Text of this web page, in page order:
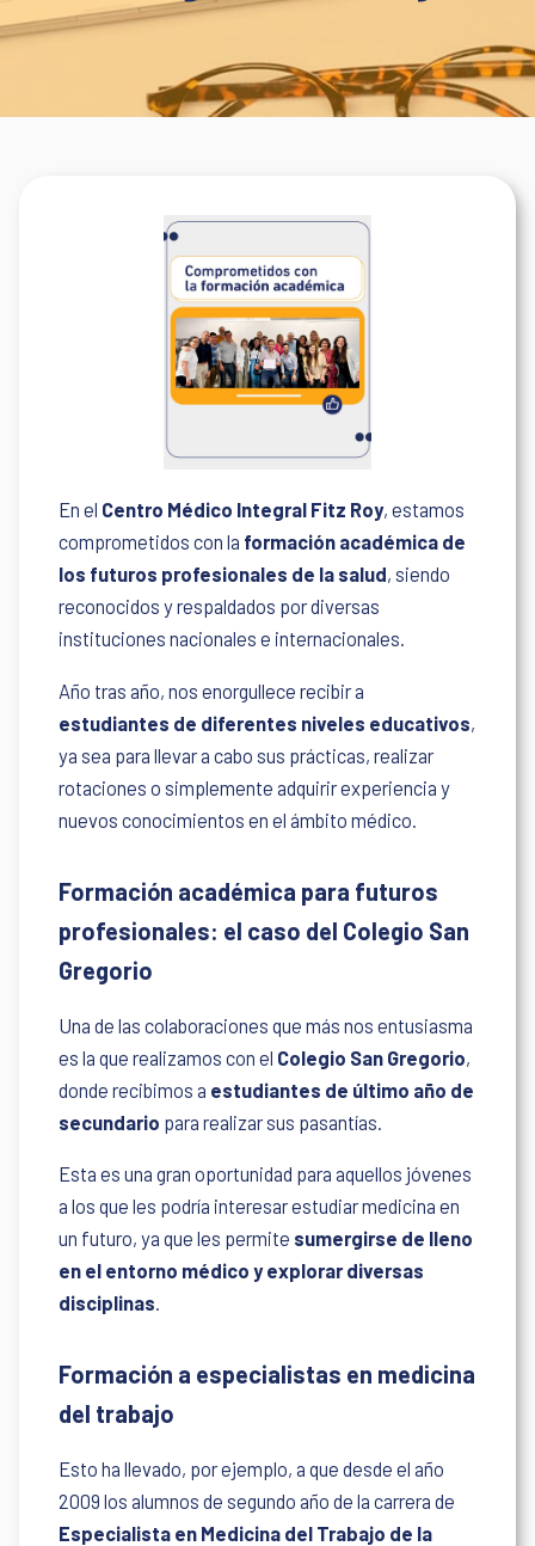
En el Centro Médico Integral Fitz Roy, estamos
comprometidos con la formación académica de
los futuros profesionales de la salud, siendo
reconocidos y respaldados por diversas
instituciones nacionales e internacionales.
Año tras año, nos enorgullece recibir a
estudiantes de diferentes niveles educativos,
ya sea para llevar a cabo sus prácticas, realizar
rotaciones o simplemente adquirir experiencia y
nuevos conocimientos en el ámbito médico.
Formación académica para futuros
profesionales: el caso del Colegio San
Gregorio
Una de las colaboraciones que más nos entusiasma
es la que realizamos con el Colegio San Gregorio,
donde recibimos a estudiantes de último año de
secundario para realizar sus pasantías.
Esta es una gran oportunidad para aquellos jóvenes
a los que les podría interesar estudiar medicina en
un futuro, ya que les permite sumergirse de lleno
en el entorno médico y explorar diversas
disciplinas.
Formación a especialistas en medicina
del trabajo
Esto ha llevado, por ejemplo, a que desde el año
2009 los alumnos de segundo año de la carrera de
Especialista en Medicina del Trabajo de la